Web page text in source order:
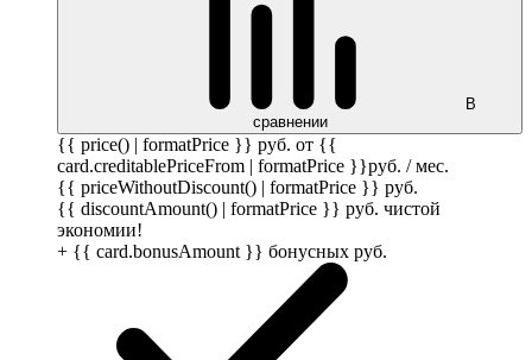
В
сравнении
{{ price() | formatPrice }} руб. от {{
card.creditablePriceFrom | formatPrice }}руб. / мес.
{{ priceWithoutDiscount() | formatPrice }} руб.
{{ discountAmount() | formatPrice }} руб. чистой
экономии!
+ {{ card.bonusAmount }} бонусных руб.